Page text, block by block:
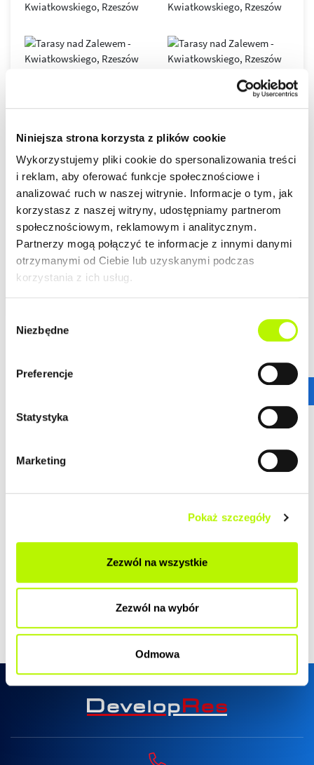
Niniejsza strona korzysta z plików cookie
Wykorzystujemy pliki cookie do spersonalizowania treści
i reklam, aby oferować funkcje społecznościowe i
analizować ruch w naszej witrynie. Informacje o tym, jak
korzystasz z naszej witryny, udostępniamy partnerom
społecznościowym, reklamowym i analitycznym.
Partnerzy mogą połączyć te informacje z innymi danymi
otrzymanymi od Ciebie lub uzyskanymi podczas
korzystania z ich usług.
zgody
Niezbędne
Preferencje
Statystyka
Marketing
Pokaż szczegóły
Zezwól na wszystkie
Zezwól na wybór
Odmowa
Osiedle łączynajwyższy komfort życiazelegancką,
pięter) tworzą spójny, miejski krajobraz, a duże przeszklenia
wpuszczająmaksimum naturalnego światła.
Każdy detal zaprojektowano tak, by codzienność
po świetnie zorganizowaną przestrzeń wspólną. To adres
STANDARDY WYKOŃCZENIA
DEWELOPERSKI
DO ZAMIESZKANIA
POD KLUCZ
DOSTĘPNE UKŁADY MIESZKAŃ
POZOSTAŁE LOKALIZACJE